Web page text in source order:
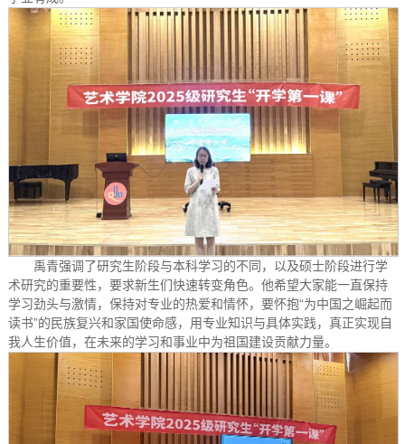
禹青强调了研究生阶段与本科学习的不同，以及硕士阶段进行学
术研究的重要性，要求新生们快速转变角色。他希望大家能一直保持
学习劲头与激情，保持对专业的热爱和情怀，要怀抱“为中国之崛起而
读书”的民族复兴和家国使命感，用专业知识与具体实践，真正实现自
我人生价值，在未来的学习和事业中为祖国建设贡献力量。